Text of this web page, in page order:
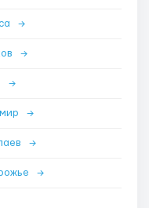
→
→
→
→
→
→